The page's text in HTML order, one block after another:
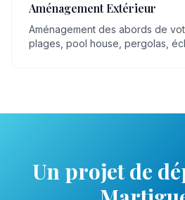
Aménagement Extérieur
Aménagement des abords de
plages, pool house, pergolas,
Un projet de